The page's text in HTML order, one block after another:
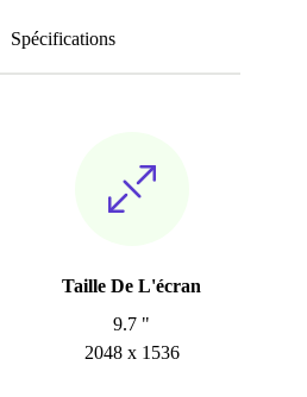
Spécifications
Taille De L'écran
9.7 "
2048 x 1536